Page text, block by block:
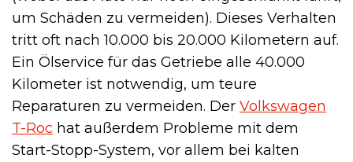
um Schäden zu vermeiden). Dieses Verhalten
tritt oft nach 10.000 bis 20.000 Kilometern auf.
Ein Ölservice für das Getriebe alle 40.000
Kilometer ist notwendig, um teure
Reparaturen zu vermeiden. Der Volkswagen
T-Roc hat außerdem Probleme mit dem
Start-Stopp-System, vor allem bei kalten